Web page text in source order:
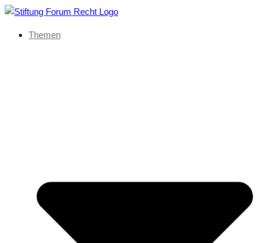
Themen